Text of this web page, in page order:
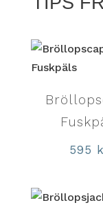
595